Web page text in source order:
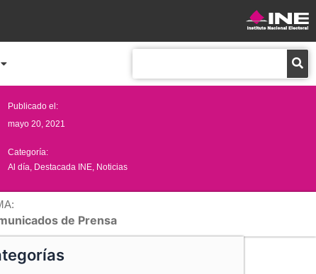
Publicado el:
mayo 20, 2021
Categoría:
Al día Destacada INE Noticias
de Prensa